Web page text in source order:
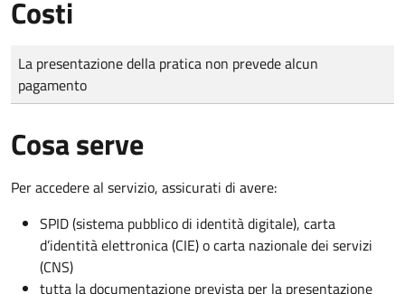
Costi
Tipo di pagamento
Importo
La presentazione della pratica non prevede alcun
pagamento
Cosa serve
Per accedere al servizio, assicurati di avere:
SPID (sistema pubblico di identità digitale), carta
d’identità elettronica (CIE) o carta nazionale dei servizi
(CNS)
tutta la documentazione prevista per la presentazione